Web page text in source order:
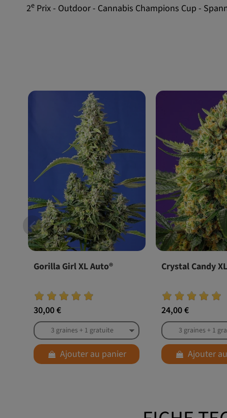
2e Prix - Outdoor - Cannabis Champions Cup -
Gorilla Girl XL Auto®
30,00 €
Ajouter au panier
Crystal Candy
24,00 €
Ajouter